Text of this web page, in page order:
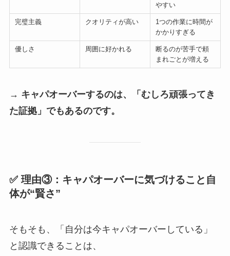
やすい
完璧主義 クオリティが高い
1つの作業に時間が
かかりすぎる
優しさ 周囲に好かれる
断るのが苦手で頼
まれごとが増える
→ キャパオーバーするのは、「むしろ頑張ってき
た証拠」でもあるのです。
✅ 理由③：キャパオーバーに気づけること自
体が“賢さ”
そもそも、「自分は今キャパオーバーしている」
と認識できることは、